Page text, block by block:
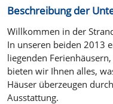
Beschreibung der
Willkommen in der
In unseren beiden 2013
liegenden
bieten wir Ihnen alles,
Häuser überzeugen
Ausstattung.